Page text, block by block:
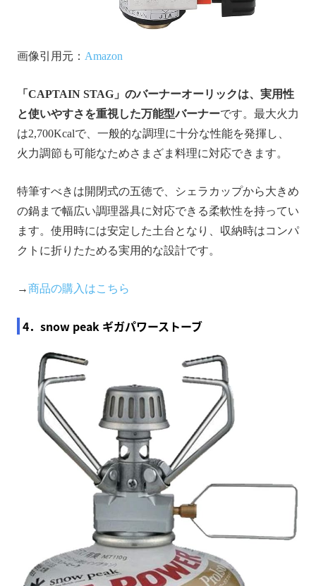
画像引用元： Amazon
「CAPTAIN STAG」のバーナーオーリックは、実用性
と使いやすさを重視した万能型バーナーです。最大火力
は2,700Kcalで、一般的な調理に十分な性能を発揮し、
火力調節も可能なためさまざま料理に対応できます。
特筆すべきは開閉式の五徳で、シェラカップから大きめ
の鍋まで幅広い調理器具に対応できる柔軟性を持ってい
ます。使用時には安定した土台となり、収納時はコンパ
クトに折りたためる実用的な設計です。
→ 商品の購入はこちら
4．snow peak ギガパワーストーブ